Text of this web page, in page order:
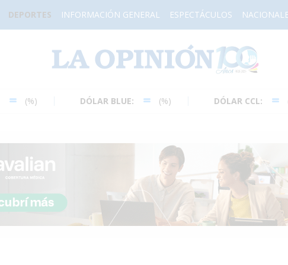
DEPORTES INFORMACIÓN GENERAL ESPECTÁCULOS
DÓLAR BLUE: (%) DÓLAR CCL: (%)